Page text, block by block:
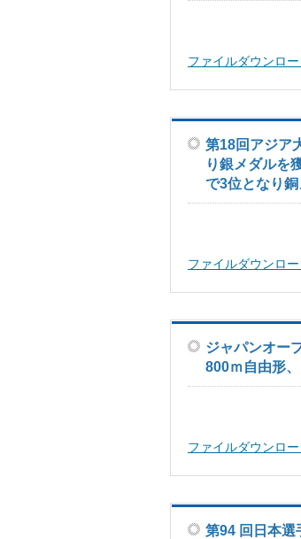
ファイルダウンロー
第18回アジア
り銀メダルを
で3位となり銅
ファイルダウンロー
ジャパンオー
800ｍ自由形
ファイルダウンロー
第94 回日本選